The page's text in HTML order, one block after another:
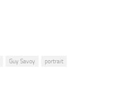
Guy Savoy
portrait